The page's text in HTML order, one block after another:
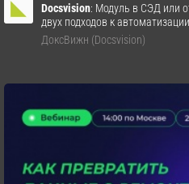
Docsvision: Модуль в СЭД или
двух подходов к
ДоксВижн (Docsvision)